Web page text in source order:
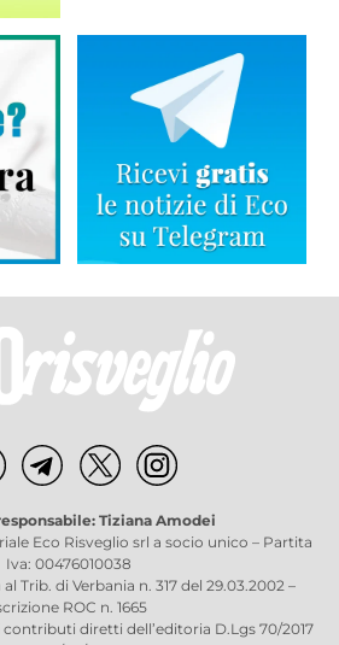
Tiziana Amodei
Eco Risveglio srl a socio unico – Partita
Iva: 00476010038
Trib. di Verbania n. 317 del 29.03.2002 –
ROC n. 1665
diretti dell’editoria D.Lgs 70/2017